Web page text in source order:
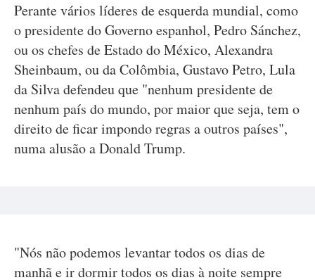
Perante vários líderes de esquerda mundial, como
o presidente do Governo espanhol, Pedro Sánchez,
ou os chefes de Estado do México, Alexandra
Sheinbaum, ou da Colômbia, Gustavo Petro, Lula
da Silva defendeu que "nenhum presidente de
nenhum país do mundo, por maior que seja, tem o
direito de ficar impondo regras a outros países",
numa alusão a Donald Trump.
"Nós não podemos levantar todos os dias de
manhã e ir dormir todos os dias à noite sempre